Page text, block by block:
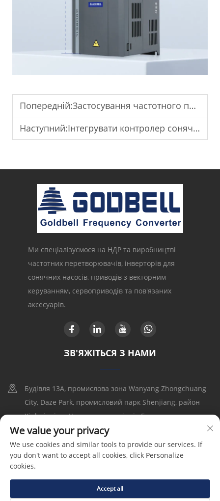
Попередній:Застосування частотного перетворювача (VFD) для промислових насосних систем.
Наступний:Інтегрувати контролер сонячного насоса для систем дистанційного керування зрошуванням.
Ми спеціалізуємося на НДР та виробництві
частотних перетворювачів, інверторів для
сонячних насосів, приводів з векторним
керуванням, сервоприводів та пов'язаних
аксесуарів.
ЗВ'ЯЖІТЬСЯ З НАМИ
Будівля 13A, промислова зона Wanyang Zhongchuang
City, Daze Park, промисловий парк Shenjiang, район
Xinhui, місто Цзянмэнь, провінція Гуандун
+86-17316086390
[email protected]
Авторське право © 2025, Goldbell Electric Drives and Controls
We value your privacy
We use cookies and similar tools to provide our services. If
you don't want to accept all cookies, click Personalize
cookies.
Accept all